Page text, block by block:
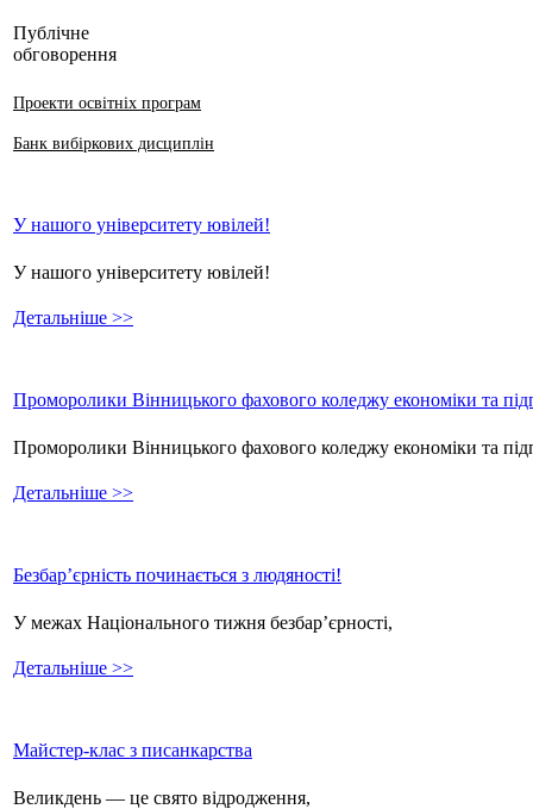
Публічне
обговорення
Проекти освітніх програм
Банк вибіркових дисциплін
У нашого університету ювілей!
У нашого університету ювілей!
Детальніше >>
Проморолики Вінницького фахового коледжу економіки та
Проморолики Вінницького фахового коледжу економіки та
Детальніше >>
Безбар’єрність починається з людяності!
У межах Національного тижня безбар’єрності,
Детальніше >>
Майстер-клас з писанкарства
Великдень — це свято відродження,